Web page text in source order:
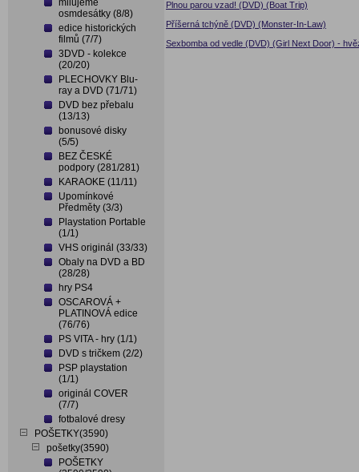
milujeme
osmdesátky (8/8)
edice historických
filmů (7/7)
3DVD - kolekce
(20/20)
PLECHOVKY Blu-
ray a DVD (71/71)
DVD bez přebalu
(13/13)
bonusové disky
(5/5)
BEZ ČESKÉ
podpory (281/281)
KARAOKE (11/11)
Upomínkové
Předměty (3/3)
Playstation Portable
(1/1)
VHS originál (33/33)
Obaly na DVD a BD
(28/28)
hry PS4
OSCAROVÁ +
PLATINOVÁ edice
(76/76)
PS VITA - hry (1/1)
DVD s tričkem (2/2)
PSP playstation
(1/1)
originál COVER
(7/7)
fotbalové dresy
POŠETKY(3590)
pošetky(3590)
POŠETKY
Plnou parou vzad! (DVD) (Boat Trip)
Příšerná tchýně (DVD) (Monster-In-Law)
Sexbomba od vedle (DVD) (Girl Next Door) -